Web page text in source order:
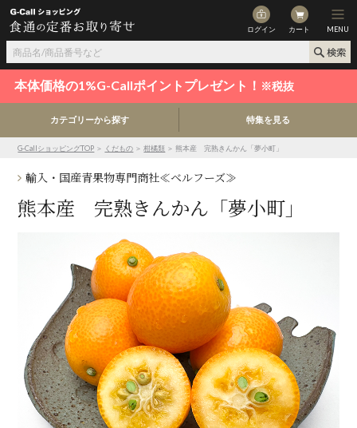
ログイン カート MENU
本体価格の1%G-Callポイントプレゼント！ ※税抜
カテゴリーから探す 特集を見る
G-CallショッピングTOP ＞ くだもの ＞柑橘類 ＞ 熊本産 完熟きんかん「夢小町」
輸入・国産青果物専門商社≪ベルフーズ≫
熊本産 完熟きんかん「夢小町」